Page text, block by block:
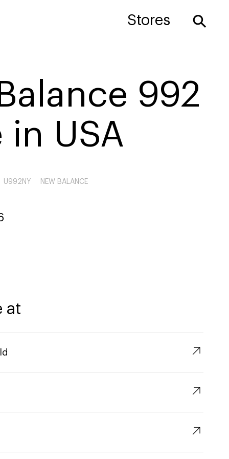
Stores ⚲
992
in USA
U992NY NEW BALANCE
at
↗︎
↗︎
↗︎